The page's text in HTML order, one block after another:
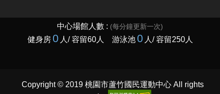
Copyright © 2019 桃園市蘆竹國民運動中心 All rights